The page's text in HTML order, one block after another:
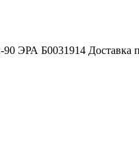
ЭРА Б0031914 Доставка